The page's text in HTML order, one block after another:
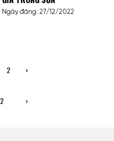
Ngày đăng: 27/12/2022
2 ›
2 ›